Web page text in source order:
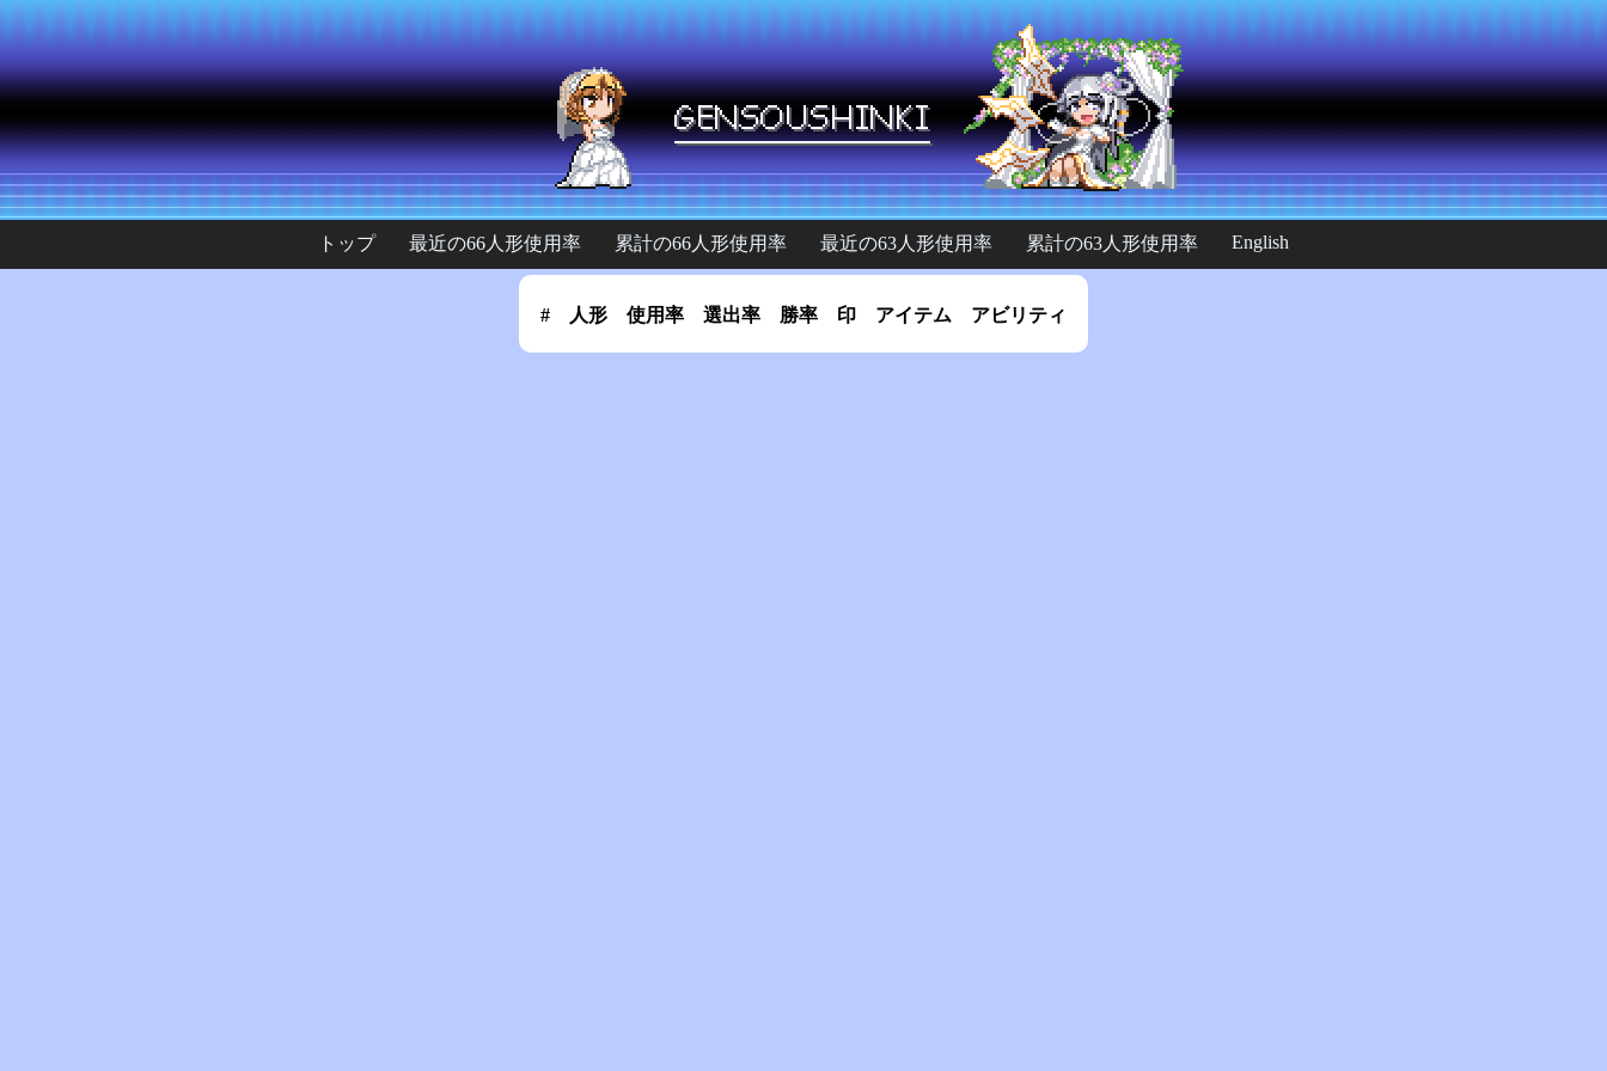
トップ 最近の66人形使用率 累計の66人形使用率 最近の63人形使用率 累計の63人形使用率 English
# 人形 使用率 選出率 勝率 印 アイテム アビリティ